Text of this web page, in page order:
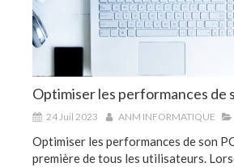
Optimiser les performances de
24 Juil 2023 ANM INFORMATIQUE
Optimiser les performances de son
première de tous les utilisateurs.